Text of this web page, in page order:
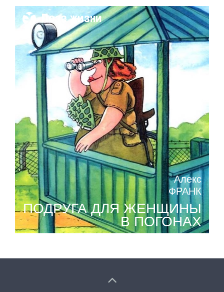
Поза жизни
Алекс
ФРАНК
ПОДРУГА ДЛЯ ЖЕНЩИНЫ
В ПОГОНАХ